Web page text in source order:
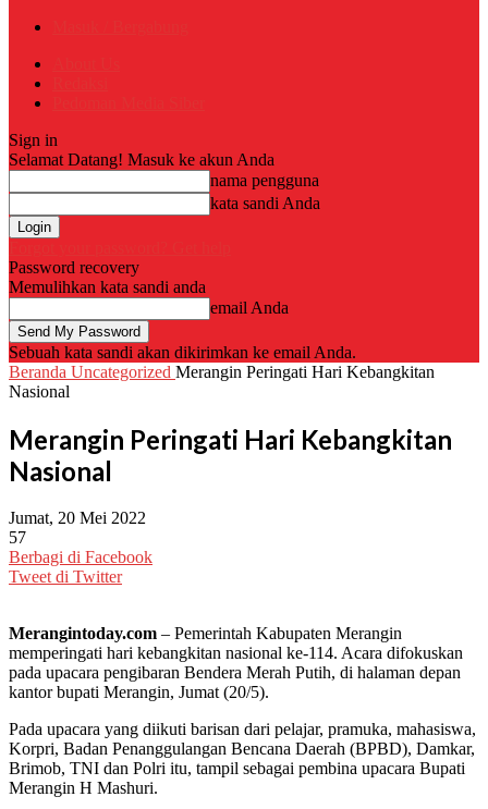
Sign in
Selamat Datang! Masuk ke akun Anda
nama pengguna
kata sandi Anda
Password recovery
Memulihkan kata sandi anda
email Anda
Sebuah kata sandi akan dikirimkan ke email Anda.
Beranda Uncategorized Merangin Peringati Hari Kebangkitan
Nasional
Merangin Peringati Hari Kebangkitan
Nasional
Jumat, 20 Mei 2022
57
Berbagi di Facebook
Tweet di Twitter
Merangintoday.com – Pemerintah Kabupaten Merangin
memperingati hari kebangkitan nasional ke-114. Acara difokuskan
pada upacara pengibaran Bendera Merah Putih, di halaman depan
kantor bupati Merangin, Jumat (20/5).
Pada upacara yang diikuti barisan dari pelajar, pramuka, mahasiswa,
Korpri, Badan Penanggulangan Bencana Daerah (BPBD), Damkar,
Brimob, TNI dan Polri itu, tampil sebagai pembina upacara Bupati
Merangin H Mashuri.